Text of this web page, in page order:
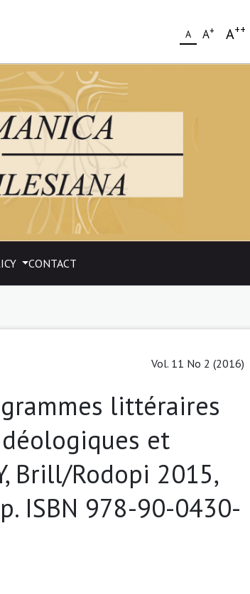
A A+ A++
CONTACT
Vol. 11 No 2 (2016)
littéraires
et
Brill/Rodopi 2015,
ISBN 978-90-0430-